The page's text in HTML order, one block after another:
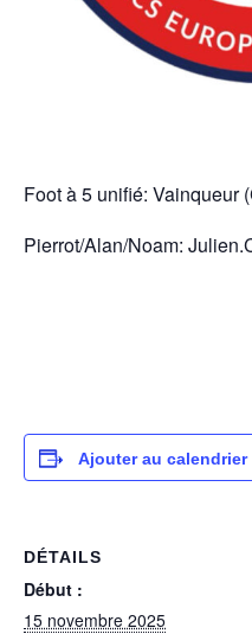
Foot à 5 unifié: Vainqueur
Pierrot/Alan/Noam:
Ajouter au calendrier
DÉTAILS
Début :
15 novembre 2025